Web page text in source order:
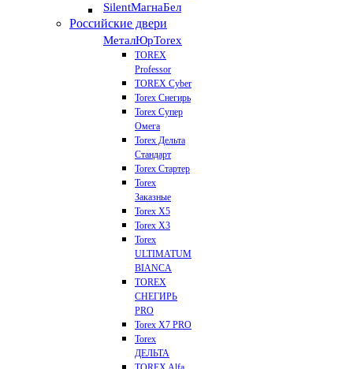
SilentМагнаБел
Российские двери
МеталЮрTorex
TOREX
Professor
TOREX Cyber
Torex Снегирь
Torex Супер
Омега
Torex Дельта
Стандарт
Torex Стартер
Torex
Заказные
Torex Х5
Torex Х3
Torex
ULTIMATUM
BIANCA
TOREX
СНЕГИРЬ
PRO
Torex X7 PRO
Torex
ДЕЛЬТА